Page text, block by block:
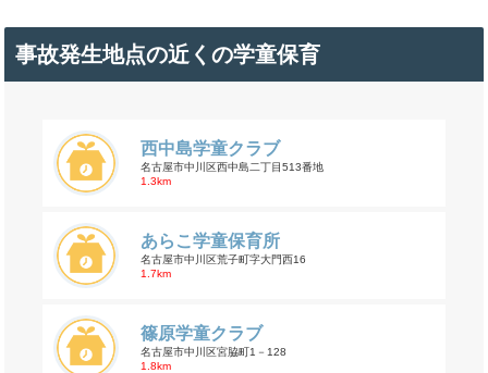
事故発生地点の近くの学童保育
西中島学童クラブ
名古屋市中川区西中島二丁目513番地
1.3km
あらこ学童保育所
名古屋市中川区荒子町字大門西16
1.7km
篠原学童クラブ
名古屋市中川区宮脇町1－128
1.8km